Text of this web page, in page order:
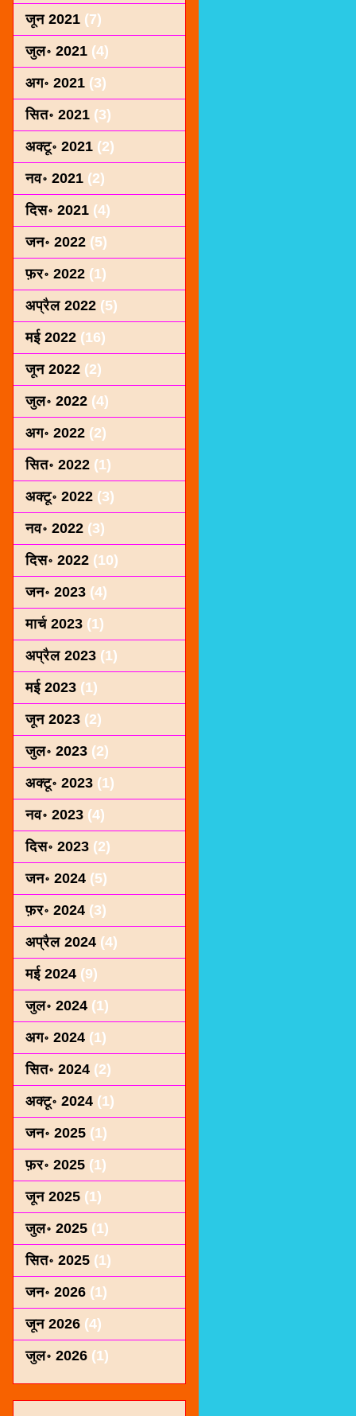
जून 2021 (7)
जुल॰ 2021 (4)
अग॰ 2021 (3)
सित॰ 2021 (3)
अक्टू॰ 2021 (2)
नव॰ 2021 (2)
दिस॰ 2021 (4)
जन॰ 2022 (5)
फ़र॰ 2022 (1)
अप्रैल 2022 (5)
मई 2022 (16)
जून 2022 (2)
जुल॰ 2022 (4)
अग॰ 2022 (2)
सित॰ 2022 (1)
अक्टू॰ 2022 (3)
नव॰ 2022 (3)
दिस॰ 2022 (10)
जन॰ 2023 (4)
मार्च 2023 (1)
अप्रैल 2023 (1)
मई 2023 (1)
जून 2023 (2)
जुल॰ 2023 (2)
अक्टू॰ 2023 (1)
नव॰ 2023 (4)
दिस॰ 2023 (2)
जन॰ 2024 (5)
फ़र॰ 2024 (3)
अप्रैल 2024 (4)
मई 2024 (9)
जुल॰ 2024 (1)
अग॰ 2024 (1)
सित॰ 2024 (2)
अक्टू॰ 2024 (1)
जन॰ 2025 (1)
फ़र॰ 2025 (1)
जून 2025 (1)
जुल॰ 2025 (1)
सित॰ 2025 (1)
जन॰ 2026 (1)
जून 2026 (4)
जुल॰ 2026 (1)